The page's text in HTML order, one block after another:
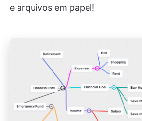
e arquivos em papel!